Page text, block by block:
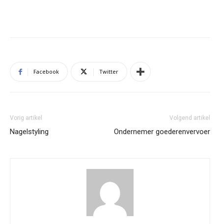
Facebook Twitter
Vorig artikel
Nagelstyling
Volgend artikel
Ondernemer goederenvervoer